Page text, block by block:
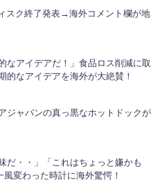
スク終了発表→海外コメント欄が地
なアイデアだ！」食品ロス削減に取
的なアイデアを海外が大絶賛！
ジャパンの真っ黒なホットドックが
だ・・」「これはちょっと嫌かも
風変わった時計に海外驚愕！